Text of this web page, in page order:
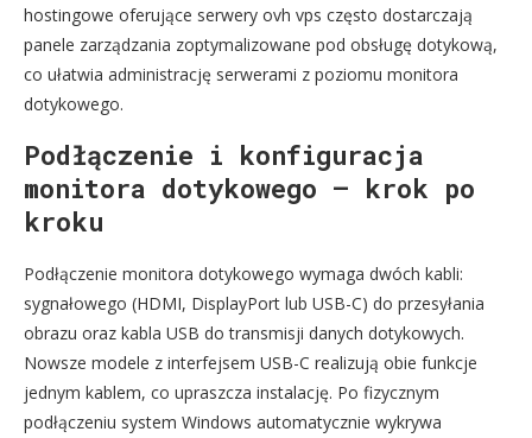
hostingowe oferujące serwery ovh vps często dostarczają
panele zarządzania zoptymalizowane pod obsługę dotykową,
co ułatwia administrację serwerami z poziomu monitora
dotykowego.
Podłączenie i konfiguracja
monitora dotykowego – krok po
kroku
Podłączenie monitora dotykowego wymaga dwóch kabli:
sygnałowego (HDMI, DisplayPort lub USB-C) do przesyłania
obrazu oraz kabla USB do transmisji danych dotykowych.
Nowsze modele z interfejsem USB-C realizują obie funkcje
jednym kablem, co upraszcza instalację. Po fizycznym
podłączeniu system Windows automatycznie wykrywa